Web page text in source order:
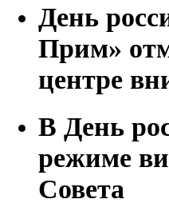
День
Прим»
центре
В День
режиме
Совета